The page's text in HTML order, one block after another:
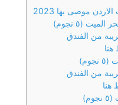
(٥ نجوم)
من الفندق
هنا
من الفندق
هنا